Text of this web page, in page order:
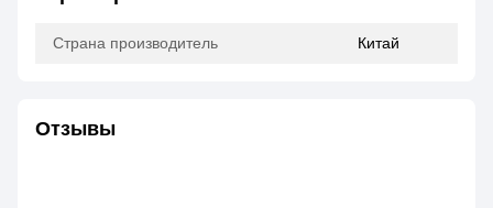
Страна производитель Китай
Отзывы